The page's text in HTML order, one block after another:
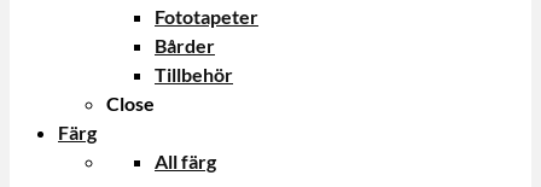
Fototapeter
Bårder
Tillbehör
Close
Färg
All färg